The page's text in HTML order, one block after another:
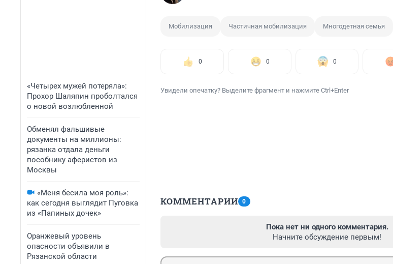
«Четырех мужей потеряла»:
Прохор Шаляпин проболтался
о новой возлюбленной
Обменял фальшивые
документы на миллионы:
рязанка отдала деньги
пособнику аферистов из
Москвы
«Меня бесила моя роль»:
как сегодня выглядит Пуговка
из «Папиных дочек»
Оранжевый уровень
опасности объявили в
Рязанской области
Мобилизация Частичная мобилизация Многодетная семья
0 0 0
Увидели опечатку? Выделите фрагмент и нажмите Ctrl+Enter
КОММЕНТАРИИ 0
Пока нет ни одного комментария.
Начните обсуждение первым!